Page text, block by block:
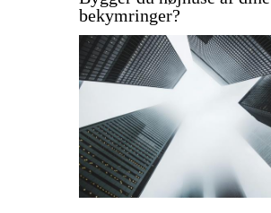
bekymringer?